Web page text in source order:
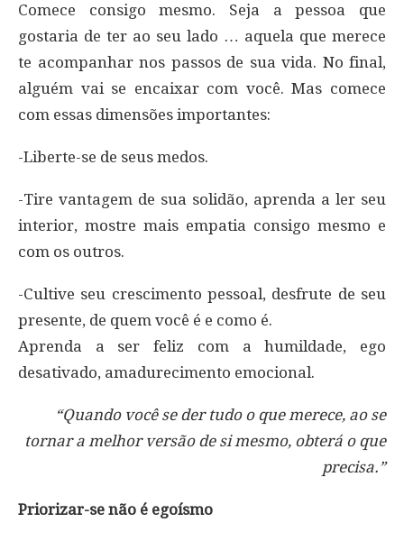
Comece consigo mesmo. Seja a pessoa que
gostaria de ter ao seu lado … aquela que merece
te acompanhar nos passos de sua vida. No final,
alguém vai se encaixar com você. Mas comece
com essas dimensões importantes:
-Liberte-se de seus medos.
-Tire vantagem de sua solidão, aprenda a ler seu
interior, mostre mais empatia consigo mesmo e
com os outros.
-Cultive seu crescimento pessoal, desfrute de seu
presente, de quem você é e como é.
Aprenda a ser feliz com a humildade, ego
desativado, amadurecimento emocional.
“Quando você se der tudo o que merece, ao se
tornar a melhor versão de si mesmo, obterá o que
precisa.”
Priorizar-se não é egoísmo